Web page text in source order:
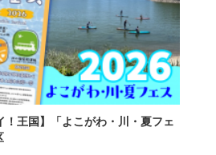
！王国】「よこがわ・川・夏フェ